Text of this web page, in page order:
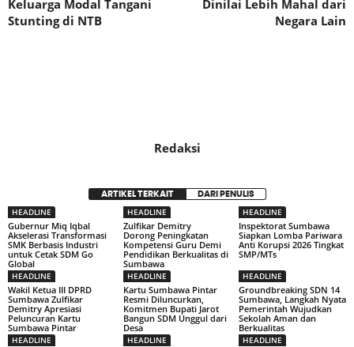
Keluarga Modal Tangani
Stunting di NTB
Dinilai Lebih Mahal dari
Negara Lain
Redaksi
ARTIKEL TERKAIT DARI PENULIS
HEADLINE
Gubernur Miq Iqbal
Akselerasi Transformasi
SMK Berbasis Industri
untuk Cetak SDM Go
Global
HEADLINE
Zulfikar Demitry
Dorong Peningkatan
Kompetensi Guru Demi
Pendidikan Berkualitas di
Sumbawa
HEADLINE
Inspektorat Sumbawa
Siapkan Lomba Pariwara
Anti Korupsi 2026 Tingkat
SMP/MTs
HEADLINE
Wakil Ketua III DPRD
Sumbawa Zulfikar
Demitry Apresiasi
Peluncuran Kartu
Sumbawa Pintar
HEADLINE
Kartu Sumbawa Pintar
Resmi Diluncurkan,
Komitmen Bupati Jarot
Bangun SDM Unggul dari
Desa
HEADLINE
Groundbreaking SDN 14
Sumbawa, Langkah Nyata
Pemerintah Wujudkan
Sekolah Aman dan
Berkualitas
HEADLINE HEADLINE HEADLINE